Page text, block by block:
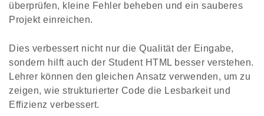
überprüfen, kleine Fehler beheben und ein sauberes
Projekt einreichen.
Dies verbessert nicht nur die Qualität der Eingabe,
sondern hilft auch der Student HTML besser verstehen.
Lehrer können den gleichen Ansatz verwenden, um zu
zeigen, wie strukturierter Code die Lesbarkeit und
Effizienz verbessert.